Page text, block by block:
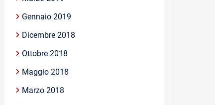
Gennaio 2019
Dicembre 2018
Ottobre 2018
Maggio 2018
Marzo 2018